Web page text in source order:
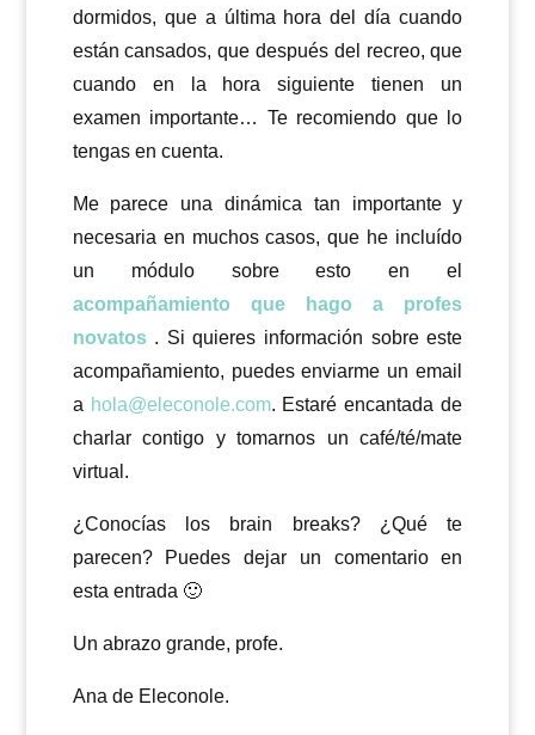
dormidos, que a última hora del día cuando
están cansados, que después del recreo, que
cuando en la hora siguiente tienen un
examen importante… Te recomiendo que lo
tengas en cuenta.
Me parece una dinámica tan importante y
necesaria en muchos casos, que he incluído
un módulo sobre esto en el
acompañamiento que hago a profes
novatos . Si quieres información sobre este
acompañamiento, puedes enviarme un email
a hola@eleconole.com. Estaré encantada de
charlar contigo y tomarnos un café/té/mate
virtual.
¿Conocías los brain breaks? ¿Qué te
parecen? Puedes dejar un comentario en
esta entrada 🙂
Un abrazo grande, profe.
Ana de Eleconole.